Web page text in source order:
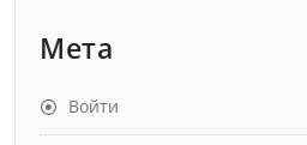
Мета
Войти